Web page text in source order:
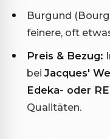
Burgund
feinere, oft
Preis & Bezug:
bei Jacques'
Edeka- oder
Qualitäten.